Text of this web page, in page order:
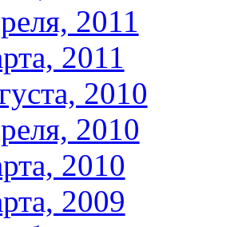
2011
2011
2010
2010
2010
2009